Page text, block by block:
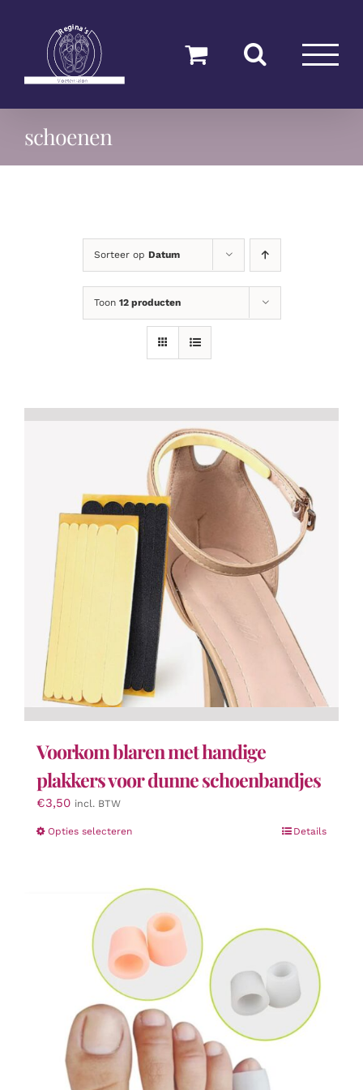
schoenen
Sorteer op Datum
Toon 12 producten
Voorkom blaren met handige
plakkers voor dunne schoenbandjes
€3,50 incl. BTW
Opties selecterenDit
meerdere
variaties.
Deze
optie
kan
gekozen
worden
op
de
productpagina
Details